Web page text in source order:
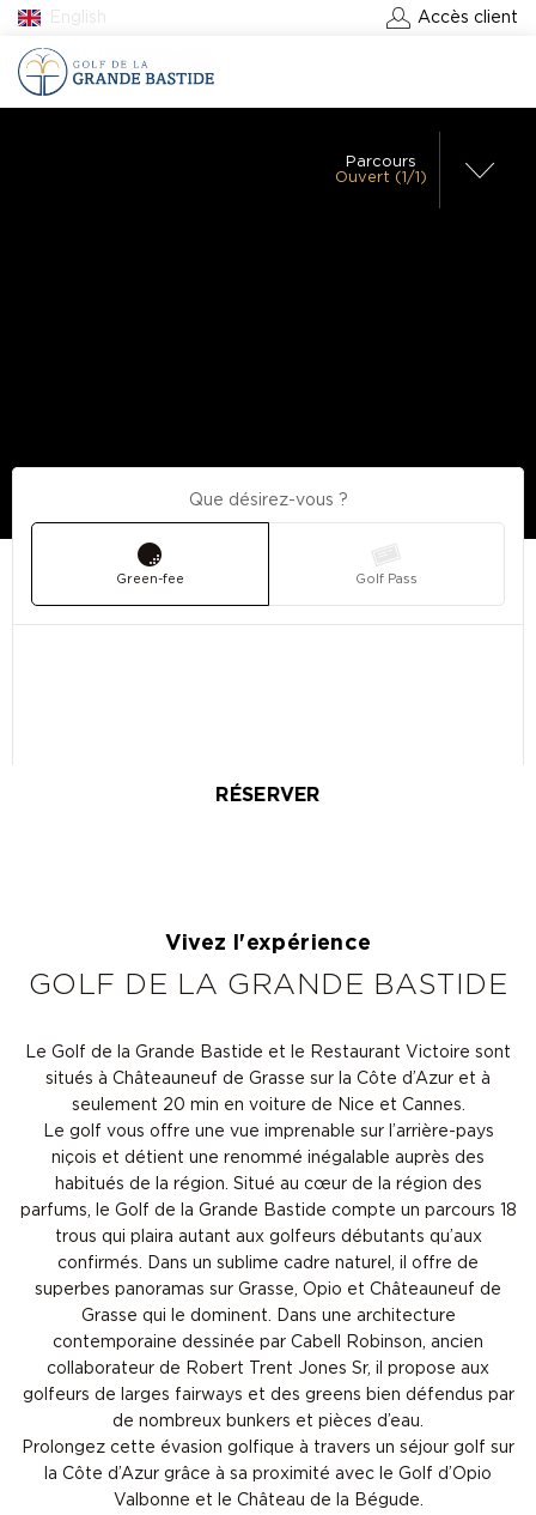
English Accès client
Parcours
Ouvert (1/1)
Ouvert
Que désirez-vous ?
Green-fee Golf Pass
RÉSERVER
Vivez l'expérience
GOLF DE LA GRANDE BASTIDE
Le Golf de la Grande Bastide et le Restaurant Victoire sont
situés à Châteauneuf de Grasse sur la Côte d’Azur et à
seulement 20 min en voiture de Nice et Cannes.
Le golf vous offre une vue imprenable sur l’arrière-pays
niçois et détient une renommé inégalable auprès des
habitués de la région. Situé au cœur de la région des
parfums, le Golf de la Grande Bastide compte un parcours 18
trous qui plaira autant aux golfeurs débutants qu’aux
confirmés. Dans un sublime cadre naturel, il offre de
superbes panoramas sur Grasse, Opio et Châteauneuf de
Grasse qui le dominent. Dans une architecture
contemporaine dessinée par Cabell Robinson, ancien
collaborateur de Robert Trent Jones Sr, il propose aux
golfeurs de larges fairways et des greens bien défendus par
de nombreux bunkers et pièces d’eau.
Prolongez cette évasion golfique à travers un séjour golf sur
la Côte d’Azur grâce à sa proximité avec le Golf d’Opio
Valbonne et le Château de la Bégude.